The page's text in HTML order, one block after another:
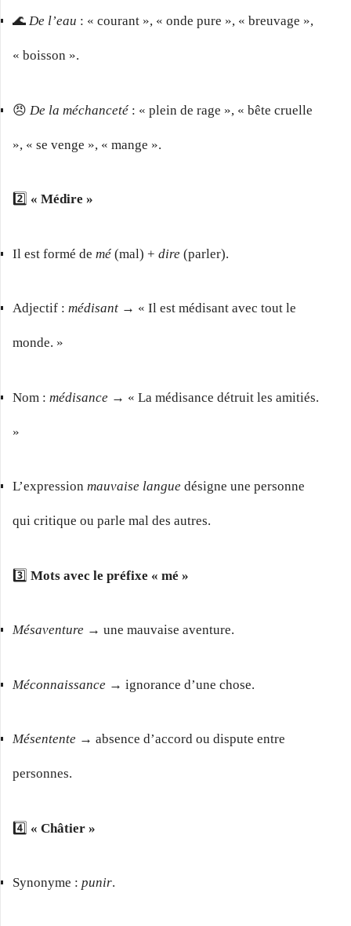
🌊 De l’eau : « courant », « onde pure », « breuvage »,
« boisson ».
😠 De la méchanceté : « plein de rage », « bête cruelle
», « se venge », « mange ».
2️⃣ « Médire »
Il est formé de mé (mal) + dire (parler).
Adjectif : médisant → « Il est médisant avec tout le
monde. »
Nom : médisance → « La médisance détruit les amitiés.
»
L’expression mauvaise langue désigne une personne
qui critique ou parle mal des autres.
3️⃣ Mots avec le préfixe « mé »
Mésaventure → une mauvaise aventure.
Méconnaissance → ignorance d’une chose.
Mésentente → absence d’accord ou dispute entre
personnes.
4️⃣ « Châtier »
Synonyme : punir.